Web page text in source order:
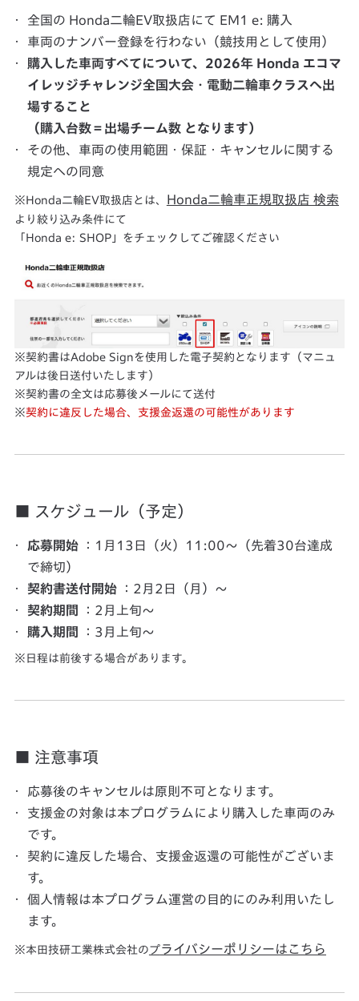
全国の Honda二輪EV取扱店にて EM1 e: 購入
車両のナンバー登録を行わない（競技用として使用）
購入した車両すべてについて、2026年 Honda エコマ
イレッジチャレンジ全国大会・電動二輪車クラスへ出
場すること
（購入台数＝出場チーム数 となります）
その他、車両の使用範囲・保証・キャンセルに関する
規定への同意
Honda二輪EV取扱店とは、 Honda二輪車正規取扱店 検索
より絞り込み条件にて
「Honda e: SHOP」をチェックしてご確認ください
契約書はAdobe Signを使用した電子契約となります（マニュ
アルは後日送付いたします）
契約書の全文は応募後メールにて送付
契約に違反した場合、支援金返還の可能性があります
■ スケジュール（予定）
応募開始 ：1月13日（火）11:00〜（先着30台達成
で締切）
契約書送付開始 ：2月2日（月）〜
契約期間
：2月上旬〜
購入期間
：3月上旬〜
日程は前後する場合があります。
■ 注意事項
応募後のキャンセルは原則不可となります。
支援金の対象は本プログラムにより購入した車両のみ
です。
契約に違反した場合、支援金返還の可能性がございま
す。
個人情報は本プログラム運営の目的にのみ利用いたし
ます。
本田技研工業株式会社のプライバシーポリシーはこちら